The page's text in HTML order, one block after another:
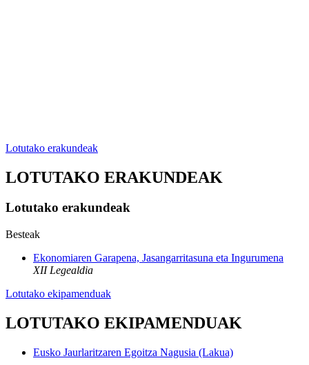
Lotutako erakundeak
LOTUTAKO ERAKUNDEAK
Lotutako erakundeak
Besteak
Ekonomiaren Garapena, Jasangarritasuna eta Ingurumena
XII Legealdia
Lotutako ekipamenduak
LOTUTAKO EKIPAMENDUAK
Eusko Jaurlaritzaren Egoitza Nagusia (Lakua)